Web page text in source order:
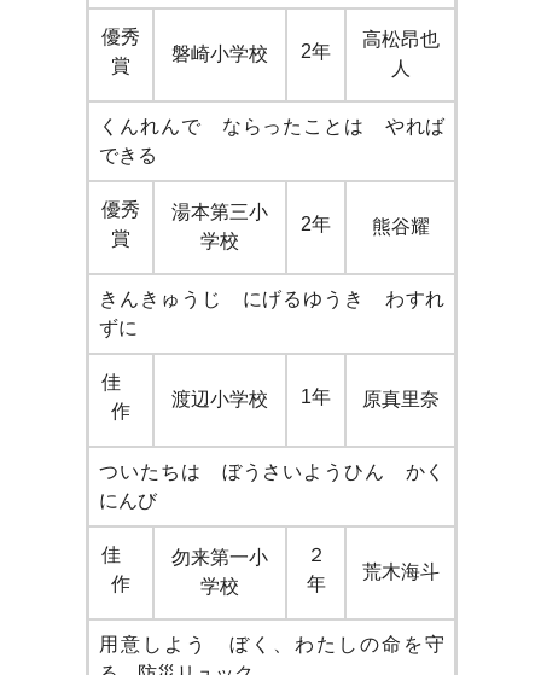
優秀
賞
磐崎小学校 2年
高松昂也
人
くんれんで ならったことは やれば
できる
優秀
賞
湯本第三小
学校
2年 熊谷耀
きんきゅうじ にげるゆうき わすれ
ずに
佳
作
渡辺小学校 1年 原真里奈
ついたちは ぼうさいようひん かく
にんび
佳
作
勿来第一小
学校
２
年
荒木海斗
用意しよう ぼく、わたしの命を守